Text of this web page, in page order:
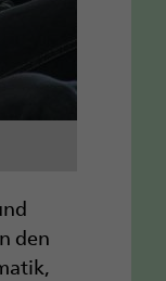
den